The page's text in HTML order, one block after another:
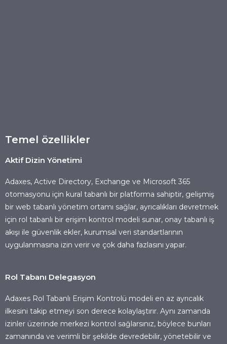
Temel özellikler
Aktif Dizin Yönetimi
Adaxes, Active Directory, Exchange ve Microsoft 365
otomasyonu için kural tabanlı bir platforma sahiptir, gelişmiş
bir web tabanlı yönetim ortamı sağlar, ayrıcalıkları devretmek
için rol tabanlı bir erişim kontrol modeli sunar, onay tabanlı iş
akışı ile güvenlik ekler, kurumsal veri standartlarının
uygulanmasına izin verir ve çok daha fazlasını yapar.
Rol Tabanı Delegasyon
Adaxes Rol Tabanlı Erişim Kontrolü modeli en az ayrıcalık
ilkesini takip etmeyi son derece kolaylaştırır. Aynı zamanda
izinler üzerinde merkezi kontrol sağlarsınız, böylece bunları
zamanında ve verimli bir şekilde devredebilir, yönetebilir ve